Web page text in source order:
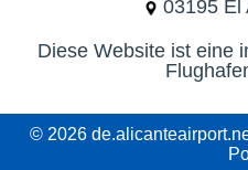
03195 El
Diese Website ist eine
© 2026